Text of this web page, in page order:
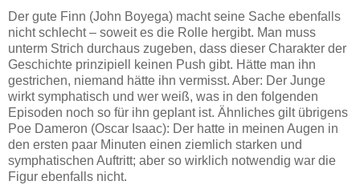
Der gute Finn (John Boyega) macht seine Sache ebenfalls
nicht schlecht – soweit es die Rolle hergibt. Man muss
unterm Strich durchaus zugeben, dass dieser Charakter der
Geschichte prinzipiell keinen Push gibt. Hätte man ihn
gestrichen, niemand hätte ihn vermisst. Aber: Der Junge
wirkt symphatisch und wer weiß, was in den folgenden
Episoden noch so für ihn geplant ist. Ähnliches gilt übrigens
Poe Dameron (Oscar Isaac): Der hatte in meinen Augen in
den ersten paar Minuten einen ziemlich starken und
symphatischen Auftritt; aber so wirklich notwendig war die
Figur ebenfalls nicht.